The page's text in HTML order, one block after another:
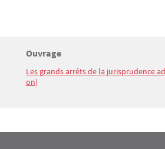
Bloc(s) libre(s)
Titre
Ouvrage
Texte
Les grands arrêts de la jurisprudence
on)